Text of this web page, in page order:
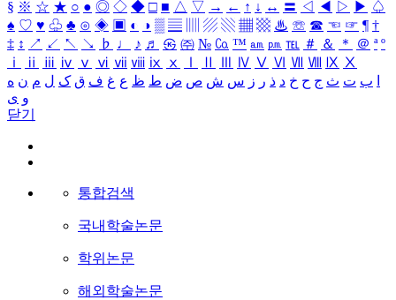
§ ※ ☆ ★ ○ ● ◎ ◇ ◆ □ ■ △ ▽ → ← ↑ ↓ ↔ 〓 ◁ ◀ ▷ ▶ ♤
♠ ♡ ♥ ♧ ♣ ⊙ ◈ ▣ ◐ ◑ ▒ ▤ ▨ ▧ ▦ ▩ ♨ ☏ ☎ ☜ ☞ ¶ †
‡ ↕ ↗ ↙ ↖ ↘ ♭ ♩ ♪ ♬ ㉿ ㈜ № ㏇ ™ ㏂ ㏘ ℡ ＃ ＆ ＊ ＠ ª º
ⅰ
ⅱ ⅲ ⅳ ⅴ ⅵ ⅶ ⅷ ⅸ ⅹ Ⅳ Ⅴ Ⅵ Ⅶ Ⅷ Ⅸ Ⅹ
ب ت ث ج ح خ د ذ ر ز س ش ص ض ط ظ ع غ ف ق ک ل م ن ه
و ی
닫기
통합검색
국내학술논문
학위논문
해외학술논문